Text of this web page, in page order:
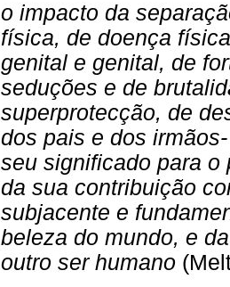
o impacto da
física, de doença
genital e genital, de
seduções e de
superprotecção, de
dos pais e dos
seu significado para o
da sua contribuição
subjacente e
beleza do mundo, e
outro ser humano